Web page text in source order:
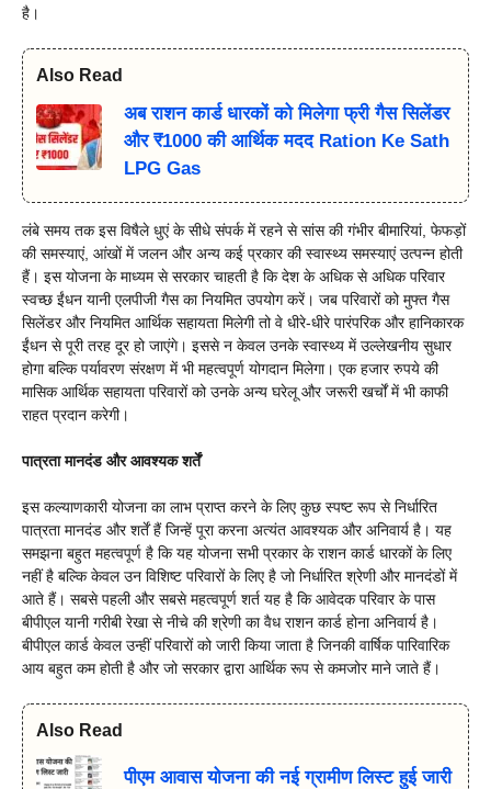
है।
Also Read
अब राशन कार्ड धारकों को मिलेगा फ्री गैस सिलेंडर
और ₹1000 की आर्थिक मदद Ration Ke Sath
LPG Gas
लंबे समय तक इस विषैले धुएं के सीधे संपर्क में रहने से सांस की गंभीर बीमारियां, फेफड़ों
की समस्याएं, आंखों में जलन और अन्य कई प्रकार की स्वास्थ्य समस्याएं उत्पन्न होती
हैं। इस योजना के माध्यम से सरकार चाहती है कि देश के अधिक से अधिक परिवार
स्वच्छ ईंधन यानी एलपीजी गैस का नियमित उपयोग करें। जब परिवारों को मुफ्त गैस
सिलेंडर और नियमित आर्थिक सहायता मिलेगी तो वे धीरे-धीरे पारंपरिक और हानिकारक
ईंधन से पूरी तरह दूर हो जाएंगे। इससे न केवल उनके स्वास्थ्य में उल्लेखनीय सुधार
होगा बल्कि पर्यावरण संरक्षण में भी महत्वपूर्ण योगदान मिलेगा। एक हजार रुपये की
मासिक आर्थिक सहायता परिवारों को उनके अन्य घरेलू और जरूरी खर्चों में भी काफी
राहत प्रदान करेगी।
पात्रता मानदंड और आवश्यक शर्तें
इस कल्याणकारी योजना का लाभ प्राप्त करने के लिए कुछ स्पष्ट रूप से निर्धारित
पात्रता मानदंड और शर्तें हैं जिन्हें पूरा करना अत्यंत आवश्यक और अनिवार्य है। यह
समझना बहुत महत्वपूर्ण है कि यह योजना सभी प्रकार के राशन कार्ड धारकों के लिए
नहीं है बल्कि केवल उन विशिष्ट परिवारों के लिए है जो निर्धारित श्रेणी और मानदंडों में
आते हैं। सबसे पहली और सबसे महत्वपूर्ण शर्त यह है कि आवेदक परिवार के पास
बीपीएल यानी गरीबी रेखा से नीचे की श्रेणी का वैध राशन कार्ड होना अनिवार्य है।
बीपीएल कार्ड केवल उन्हीं परिवारों को जारी किया जाता है जिनकी वार्षिक पारिवारिक
आय बहुत कम होती है और जो सरकार द्वारा आर्थिक रूप से कमजोर माने जाते हैं।
Also Read
पीएम आवास योजना की नई ग्रामीण लिस्ट हुई जारी